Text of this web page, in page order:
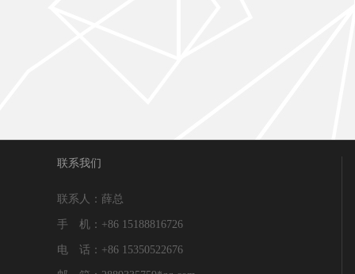
联系我们
联系人：薛总
手 机：+86 15188816726
电 话：+86 15350522676